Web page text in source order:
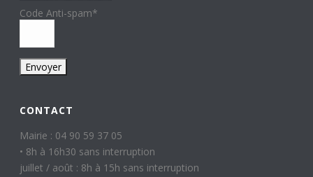
Code Anti-spam*
CONTACT
Mairie : 04 90 59 37 05
• 8h à 16h30 sans interruption
juillet / août : 8h à 15h sans interruption